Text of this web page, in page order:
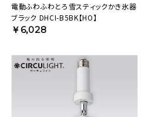
電動ふわふわとろ雪スティックかき氷器
ブラック DHCI-B5BK【HO】
￥6,028